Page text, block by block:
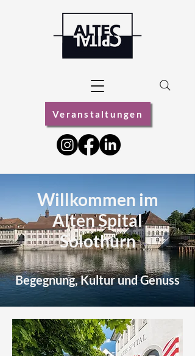
Veranstaltungen
Willkommen im
Alten Spital
Solothurn
Begegnung, Kultur und Genuss